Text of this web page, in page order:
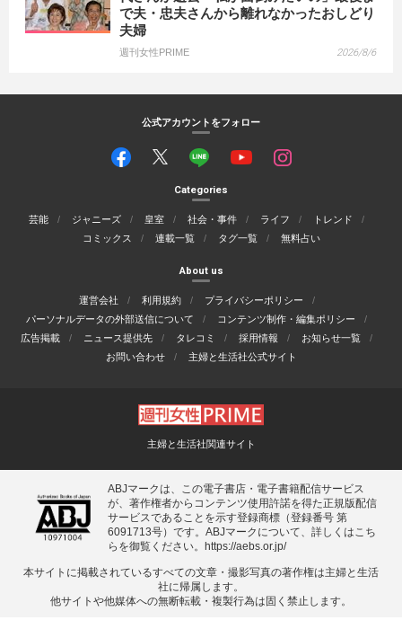
で夫・忠夫さんから離れなかったおしどり
夫婦
週刊女性PRIME 2026/8/6
公式アカウントをフォロー
Categories
芸能 ジャニーズ 皇室 社会・事件 ライフ
トレンド
コミックス
連載一覧 タグ一覧 無料占い
About us
運営会社 利用規約
プライバシーポリシー
パーソナルデータの外部送信について
コンテンツ制作・編集ポリシー
広告掲載
ニュース提供先 タレコミ 採用情報
お知らせ一覧
お問い合わせ
主婦と生活社公式サイト
主婦と生活社関連サイト
ABJマークは、この電子書店・電子書籍配信サービス
が、著作権者からコンテンツ使用許諾を得た正規版配信
サービスであることを示す登録商標（登録番号 第
6091713号）です。ABJマークについて、詳しくはこち
らを御覧ください。
https://aebs.or.jp/
本サイトに掲載されているすべての⽂章・撮影写真の著作権は主婦と⽣活
社に帰属します。
他サイトや他媒体への無断転載・複製⾏為は固く禁⽌します。